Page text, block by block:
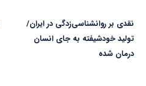
نقدی بر روانشناسی‌زدگی در ایران/
تولید خودشیفته به جای انسان
درمان شده